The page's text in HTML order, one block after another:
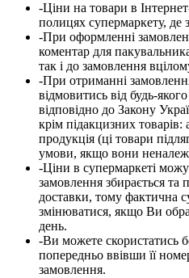
-Ціни на товари в
полицях супермаркету, де
-При оформленні
коментар для
так і до замовлення
-При отриманні
відмовитись від будь-
відповідно до Закону
крім підакцизних
продукція (ці товари
умови, якщо вони
-Ціни в супермаркеті
замовлення збирається та
доставки, тому фактична
змінюватися, якщо Ви
день.
-Ви можете скористатись
попередньо ввівши її
замовлення.